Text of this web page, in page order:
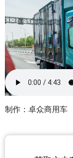
制作：卓众商用车